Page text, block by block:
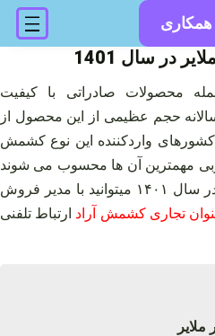
همکاری
در سال 1401
محصولات صادراتی با کیفیت
حجم عظیمی از این محصول از
کشورهای واردکننده این نوع کشمش
مهمترین آن ها محسوب می شوند
مدیر فروش
تجاری کشمش آراد ارتباط تلفنی